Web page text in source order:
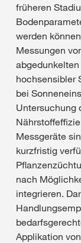
früheren
werden
Messungen
hochsensibler
bei
Untersuchung
Messgeräte
kurzfristig
nach
integrieren.
Applikation